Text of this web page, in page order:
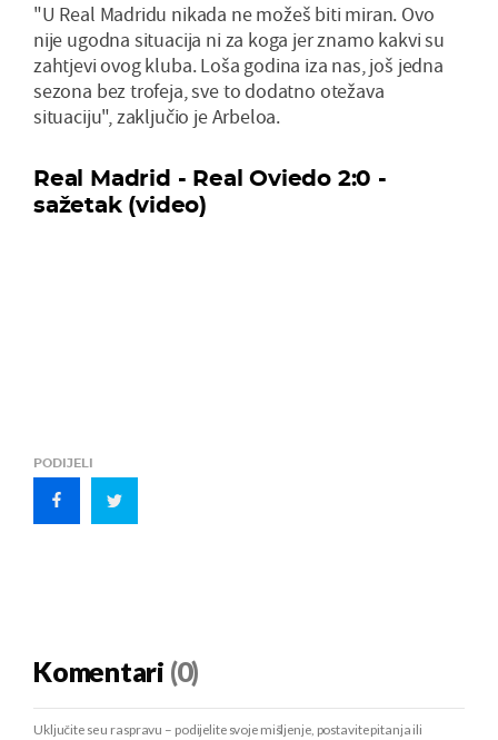
"U Real Madridu nikada ne možeš biti miran. Ovo
nije ugodna situacija ni za koga jer znamo kakvi su
zahtjevi ovog kluba. Loša godina iza nas, još jedna
sezona bez trofeja, sve to dodatno otežava
situaciju", zaključio je Arbeloa.
Real Madrid - Real Oviedo 2:0 -
sažetak (video)
PODIJELI
Komentari (0)
Uključite se u raspravu – podijelite svoje mišljenje, postavite pitanja ili